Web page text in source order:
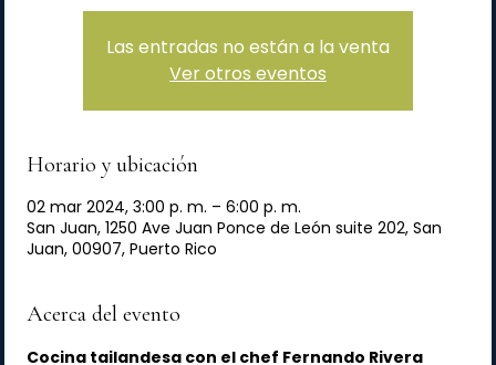
Las entradas no están a la venta
Ver otros eventos
Horario y ubicación
02 mar 2024, 3:00 p. m. – 6:00 p. m.
San Juan, 1250 Ave Juan Ponce de León suite 202, San
Juan, 00907, Puerto Rico
Acerca del evento
Cocina tailandesa con el chef Fernando Rivera